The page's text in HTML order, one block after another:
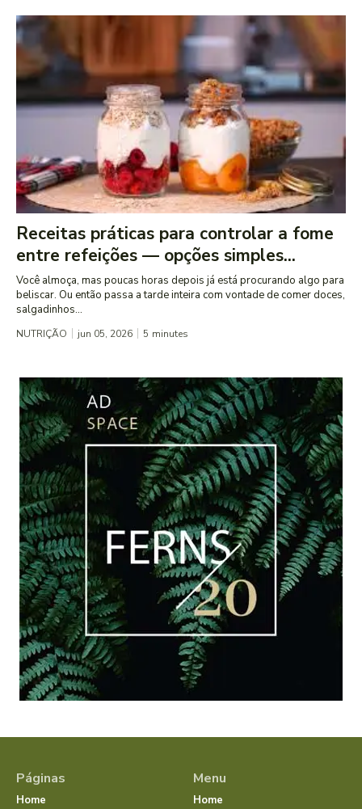
Receitas práticas para controlar a fome
entre refeições — opções simples...
Você almoça, mas poucas horas depois já está procurando algo para
beliscar. Ou então passa a tarde inteira com vontade de comer doces,
salgadinhos...
NUTRIÇÃO jun 05, 2026 5 minutes
Páginas
Home
Menu
Home